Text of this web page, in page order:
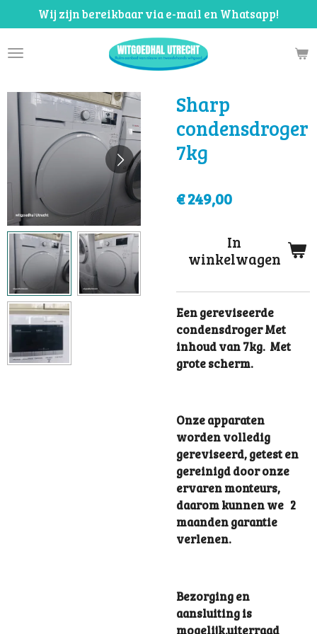
direct
naar
Wij zijn bereikbaar via e-mail en Whatsapp!
Sharp
condensdroger
7kg
€ 249,00
In
winkelwagen
Een gereviseerde
condensdroger Met
inhoud van 7kg. Met
grote scherm.
Onze apparaten
worden volledig
gereviseerd, getest en
gereinigd door onze
ervaren monteurs,
daarom kunnen we 2
maanden garantie
verlenen.
Bezorging en
aansluiting is
mogelijk.uiterraad